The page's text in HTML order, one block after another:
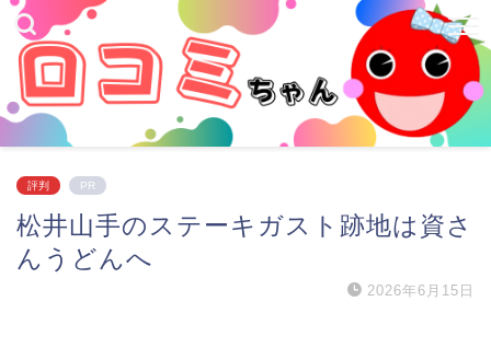
評判 PR
松井山手のステーキガスト跡地は資さ
んうどんへ
2026年6月15日